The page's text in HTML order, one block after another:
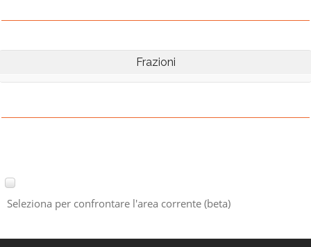
Frazioni
Seleziona per confrontare l'area corrente (beta)